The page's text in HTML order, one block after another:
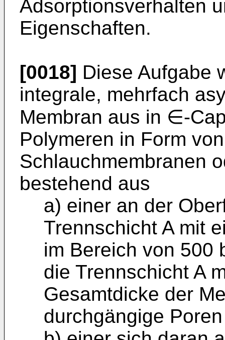
Adsorptionsverhalten
Eigenschaften.
[0018] Diese Aufgabe
integrale, mehrfach
Membran aus in ∈-
Polymeren in Form
Schlauchmembranen
bestehend aus
a) einer an der
Trennschicht A mit
im Bereich von 500
die Trennschicht A
Gesamtdicke der
durchgängige